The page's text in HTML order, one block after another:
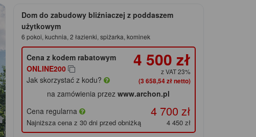
Dom do zabudowy bliźniaczej z poddaszem
użytkowym
6 pokoi, kuchnia, 2 łazienki, spiżarka, kominek
Cena z kodem rabatowym
ONLINE200
Jak skorzystać z kodu?
4 500 zł
z VAT 23%
(3 658,54 zł netto)
na zamówienia przezwww.archon.pl
Cena regularna
4 700 zł
Najniższa cena z 30 dni przed obniżką 4 450 zł